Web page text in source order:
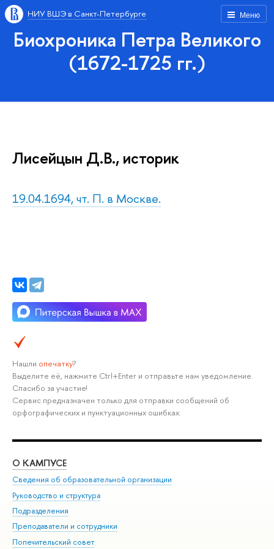
Меню
НИУ ВШЭ в Санкт-Петербурге
Биохроника Петра Великого
(1672-1725 гг.)
Лисейцын Д.В., историк
19.04.1694, чт. П. в Москве.
Нашли опечатку?
Выделите её, нажмите Ctrl+Enter и отправьте нам уведомление.
Спасибо за участие!
Сервис предназначен только для отправки сообщений об
орфографических и пунктуационных ошибках.
О КАМПУСЕ
Сведения об образовательной организации
Руководство и структура
Подразделения
Преподаватели и сотрудники
Попечительский совет